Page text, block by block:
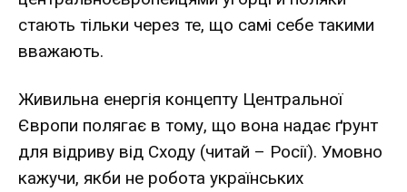
стають тільки через те, що самі себе такими
вважають.
Живильна енергія концепту Центральної
Європи полягає в тому, що вона надає ґрунт
для відриву від Сходу (читай – Росії). Умовно
кажучи, якби не робота українських